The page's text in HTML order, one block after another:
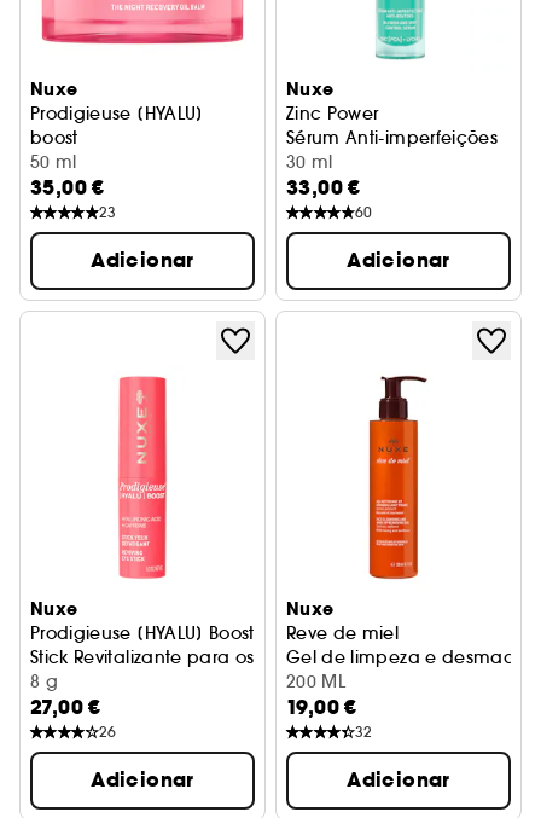
Nuxe
Prodigieuse [HYALU]
boost
Bálsamo-Óleo Recuperador Noite
50 ml
35,00 €
23
Adicionar
Nuxe
Zinc Power
Sérum Anti-imperfeições
30 ml
33,00 €
60
Adicionar
Nuxe
Prodigieuse [HYALU] Boost
Stick Revitalizante para os Olhos
8 g
27,00 €
26
Adicionar
Nuxe
Reve de miel
Gel de limpeza e
200 ML
19,00 €
32
Adicionar